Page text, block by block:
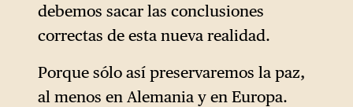
debemos sacar las conclusiones
correctas de esta nueva realidad.
Porque sólo así preservaremos la paz,
al menos en Alemania y en Europa.